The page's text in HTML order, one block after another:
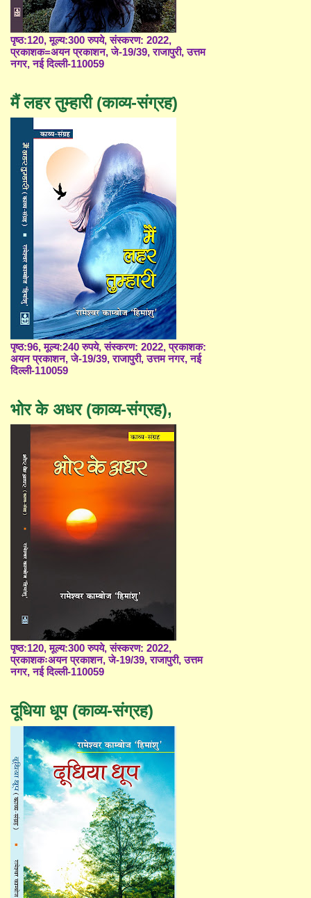
पृष्ठ:120, मूल्य:300 रुपये, संस्करण: 2022,
प्रकाशक=अयन प्रकाशन, जे-19/39, राजापुरी, उत्तम
नगर, नई दिल्ली-110059
मैं लहर तुम्हारी (काव्य-संग्रह)
पृष्ठ:96, मूल्य:240 रुपये, संस्करण: 2022, प्रकाशक:
अयन प्रकाशन, जे-19/39, राजापुरी, उत्तम नगर, नई
दिल्ली-110059
भोर के अधर (काव्य-संग्रह),
पृष्ठ:120, मूल्य:300 रुपये, संस्करण: 2022,
प्रकाशकःअयन प्रकाशन, जे-19/39, राजापुरी, उत्तम
नगर, नई दिल्ली-110059
दूधिया धूप (काव्य-संग्रह)